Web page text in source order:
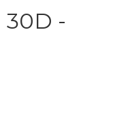
30D -